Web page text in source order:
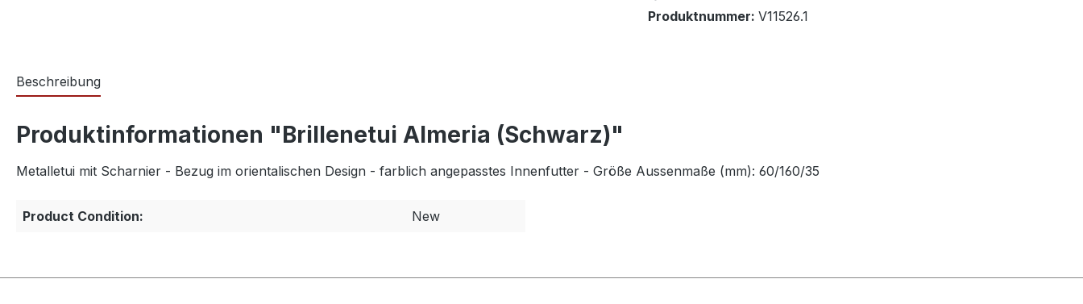
Produktnummer: V11526.1
Beschreibung
Produktinformationen "Brillenetui Almeria (Schwarz)"
Metalletui mit Scharnier - Bezug im orientalischen Design - farblich angepasstes Innenfutter - Größe Aussenmaße (mm): 60/160/35
Product Condition: New